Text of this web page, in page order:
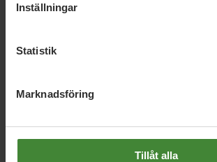
Inställningar
Statistik
Marknadsföring
Tillåt alla
Aktuella frågor i